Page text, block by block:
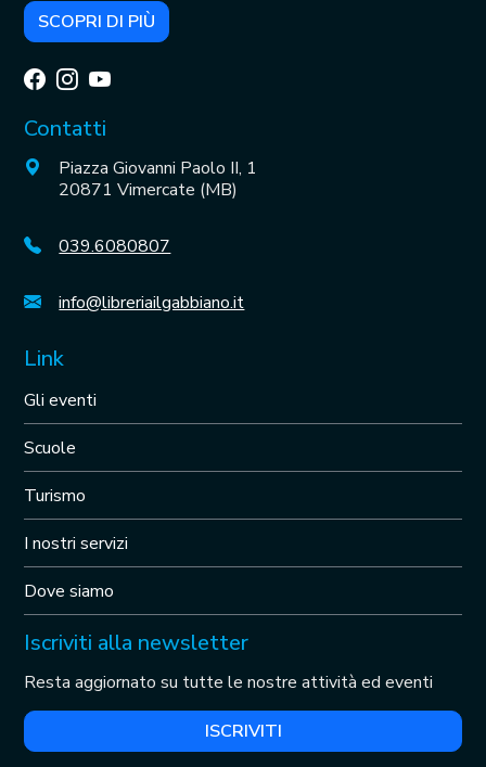
SCOPRI DI PIÙ
Contatti
Piazza Giovanni Paolo II, 1
20871 Vimercate (MB)
039.6080807
info@libreriailgabbiano.it
Link
Gli eventi
Scuole
Turismo
I nostri servizi
Dove siamo
Iscriviti alla newsletter
Resta aggiornato su tutte le nostre attività ed eventi
ISCRIVITI